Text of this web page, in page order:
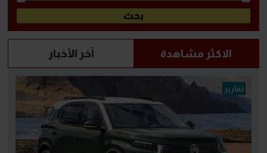
الاكثر مشاهدة آخر الأخبار
تقارير